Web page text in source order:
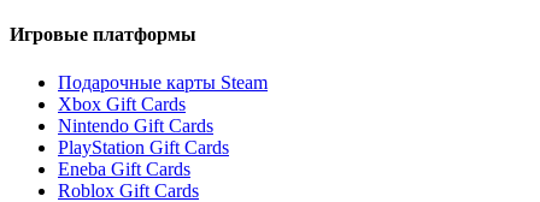
Игровые платформы
Подарочные карты Steam
Xbox Gift Cards
Nintendo Gift Cards
PlayStation Gift Cards
Eneba Gift Cards
Roblox Gift Cards